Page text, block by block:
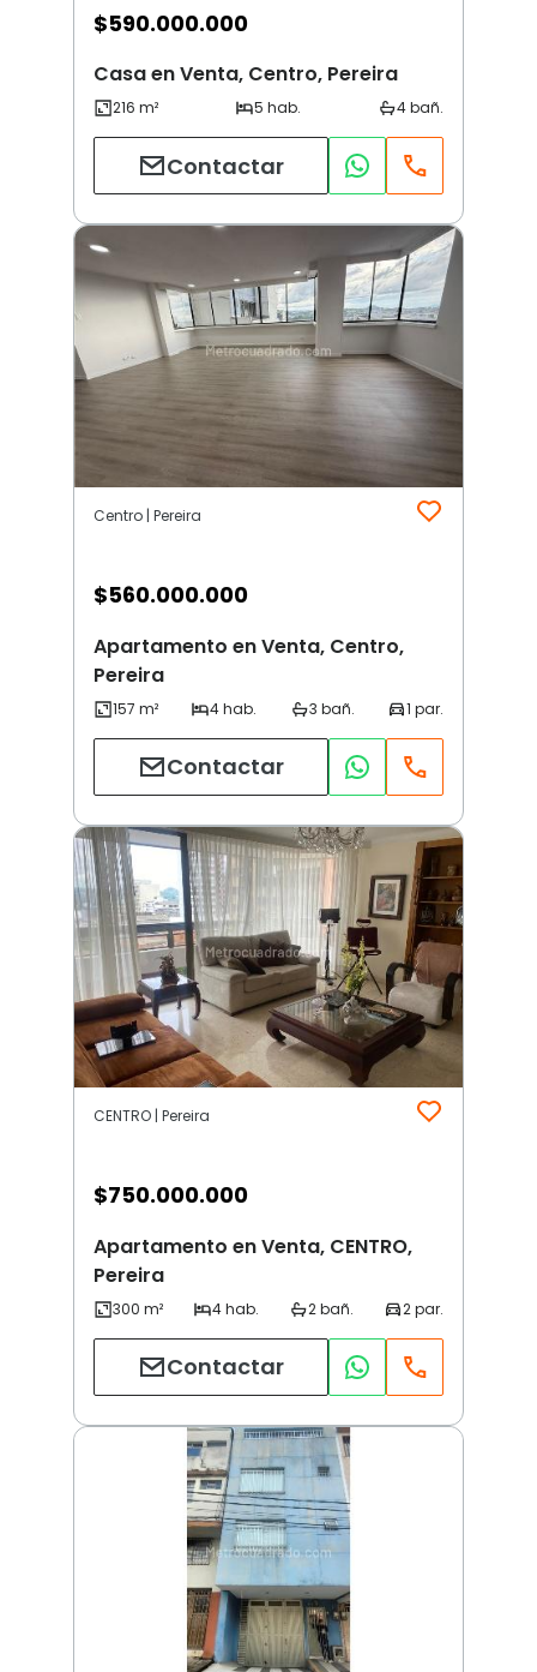
$590.000.000
Casa en Venta, Centro, Pereira
Contactar
Centro | Pereira
$560.000.000
Apartamento en Venta, Centro,
Pereira
Contactar
CENTRO | Pereira
$750.000.000
Apartamento en Venta, CENTRO,
Pereira
Contactar